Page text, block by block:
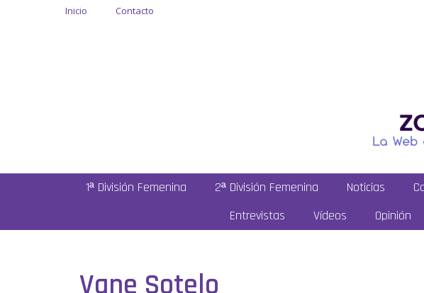
Inicio Contacto
1ª División Femenina 2ª División Femenina Noticias
Entrevistas
Vídeos Opinión
Vane Sotelo